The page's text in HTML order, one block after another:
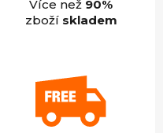
Více než 90%
zboží skladem